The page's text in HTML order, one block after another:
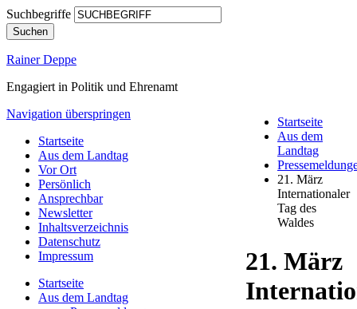
Suchbegriffe
Suchen
Rainer Deppe
Engagiert in Politik und Ehrenamt
Navigation überspringen
Startseite
Aus dem Landtag
Vor Ort
Persönlich
Ansprechbar
Newsletter
Inhaltsverzeichnis
Datenschutz
Impressum
Startseite
Aus dem Landtag
Startseite
Aus dem
Landtag
21. März
Internationaler
Tag des
Waldes
21. März